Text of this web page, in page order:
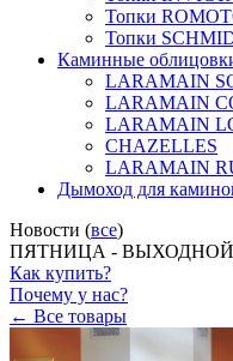
Топки
Топки
Каминные
LARAMAIN
LARAMAIN
LARAMAIN
CHAZELLES
LARAMAIN
Дымоход для
Новости (все)
ПЯТНИЦА - ВЫХОДНОЙ!
Как купить?
Почему у нас?
← Все товары